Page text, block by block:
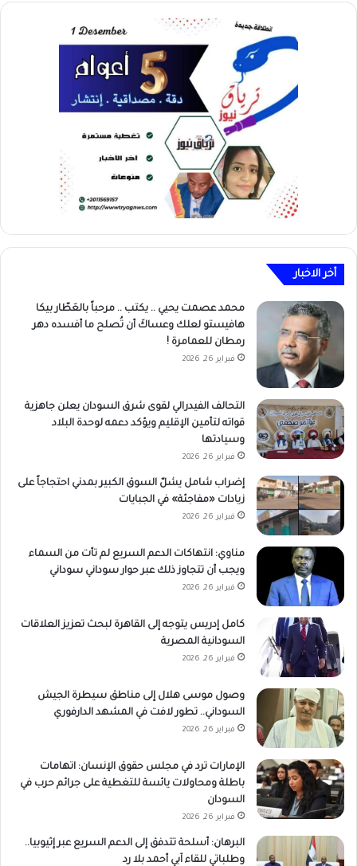
أخر الاخبار
محمد عصمت يحيي .. يكتب .. مرحباً بالعَطّار بيكا
هافيستو لعلك وعساكَ أن تُصلح ما أفسده دهر
رمطان للعمامرة !
فبراير 26, 2026
التحالف الفيدرالي لقوى شرق السودان يعلن جاهزية
قواته لتأمين الإقليم ويؤكد دعمه لوحدة البلاد
وسيادتها
فبراير 26, 2026
إضراب شامل يشلّ السوق الكبير بمدني احتجاجاً على
زيادات «مفاجئة» في الجبايات
فبراير 26, 2026
مناوي: انتهاكات الدعم السريع لم تأت من السماء
ويجب أن تتجاوز ذلك عبر حوار سوداني سوداني
فبراير 26, 2026
كامل إدريس يتوجه إلى القاهرة لبحث تعزيز العلاقات
السودانية المصرية
فبراير 26, 2026
وصول موسى هلال إلى مناطق سيطرة الجيش
السوداني.. تطور لافت في المشهد الدارفوري
فبراير 26, 2026
الإمارات ترد في مجلس حقوق الإنسان: اتهامات
باطلة ومحاولات يائسة للتغطية على جرائم حرب في
السودان
فبراير 26, 2026
البرهان: أسلحة تتدفق إلى الدعم السريع عبر إثيوبيا..
وطلباتي للقاء آبي أحمد بلا رد